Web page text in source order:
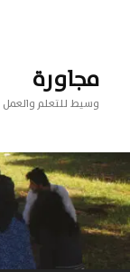
مجاورة
وسيط للتعلم